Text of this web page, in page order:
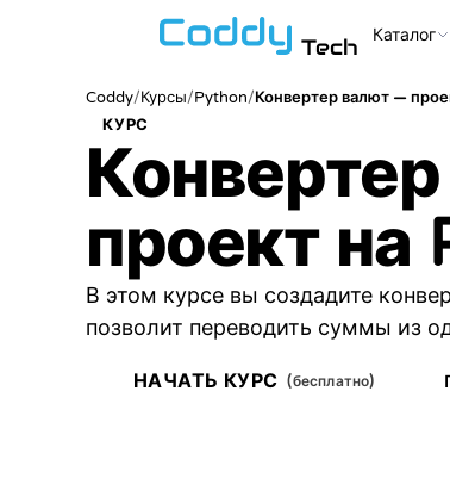
Tech Каталог
Coddy/Курсы/Python/Конвертер валют —
КУРС
проект на
В этом курсе вы создадите
позволит переводить суммы из
НАЧАТЬ КУРС (бесплатно)